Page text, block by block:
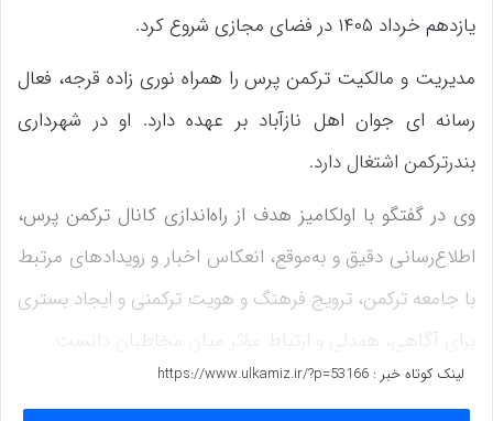
یازدهم خرداد ۱۴۰۵ در فضای مجازی شروع کرد.
مدیریت و مالکیت ترکمن پرس را همراه نوری زاده قرجه، فعال
رسانه ای جوان اهل نازآباد بر عهده دارد. او در شهرداری
بندرترکمن اشتغال دارد.
وی در گفتگو با اولکامیز هدف از راه‌اندازی کانال ترکمن پرس،
اطلاع‌رسانی دقیق و به‌موقع، انعکاس اخبار و رویدادهای مرتبط
با جامعه ترکمن، ترویج فرهنگ و هویت ترکمنی و ایجاد بستری
برای آگاهی، همدلی و ارتباط مؤثر میان مخاطبان دانست.
لینک کوتاه خبر : https://www.ulkamiz.ir/?p=53166